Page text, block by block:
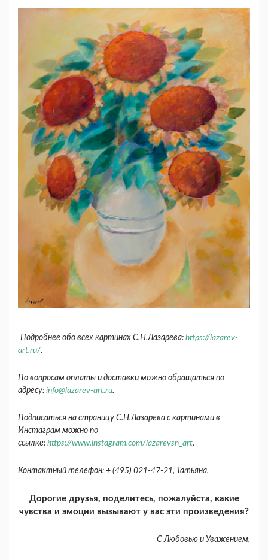
Подробнее обо всех картинах С.Н.Лазарева: https://lazarev-
art.ru/.
По вопросам оплаты и доставки можно обращаться по
адресу: info@lazarev-art.ru.
Подписаться на страницу С.Н.Лазарева с картинами в
Инстаграм можно по
ссылке: https://www.instagram.com/lazarevsn_art.
Контактный телефон: + (495) 021-47-21, Татьяна.
Дорогие друзья, поделитесь, пожалуйста, какие
чувства и эмоции вызывают у вас эти произведения?
С Любовью и Уважением,